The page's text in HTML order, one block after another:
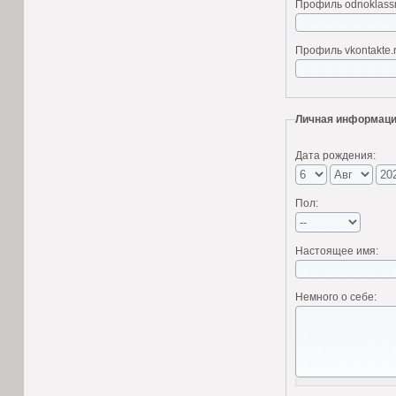
Профиль
Профиль
Личная
Дата рождения:
Пол:
Настоящее имя:
Немного о себе: